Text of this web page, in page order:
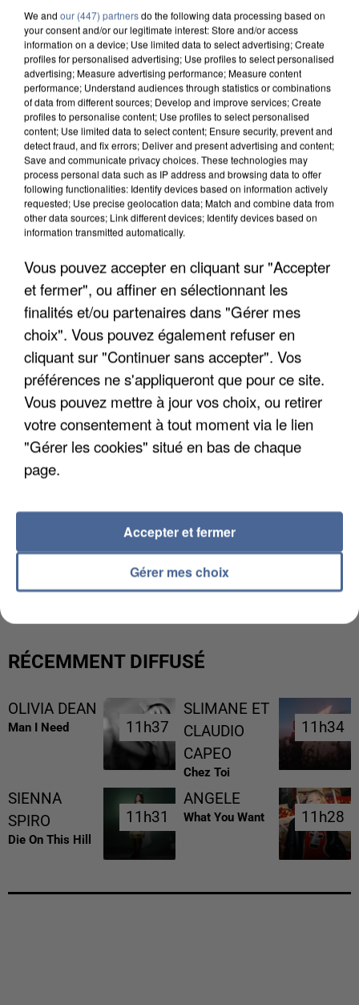
MAFIA INTERPELLÉ EN ALGÉRIE
UN SECOND CADRE DE LA DZ MAFIA
INTERPELLÉ EN ALGÉRIE
RÉCEMMENT DIFFUSÉ
OLIVIA DEAN
Man I Need 11h37
11h37
SLIMANE ET
CLAUDIO
CAPEO
Chez Toi
11h34
11h34
SIENNA
SPIRO
Die On This Hill
11h31
11h31
ANGELE
What You Want 11h28
11h28
We and our (447) partnersdo the following data processing based on
your consent and/or our legitimate interest: Store and/or access
information on a device; Use limited data to select advertising; Create
profiles for personalised advertising; Use profiles to select personalised
advertising; Measure advertising performance; Measure content
performance; Understand audiences through statistics or combinations
of data from different sources; Develop and improve services; Create
profiles to personalise content; Use profiles to select personalised
content; Use limited data to select content; Ensure security, prevent and
detect fraud, and fix errors; Deliver and present advertising and content;
Save and communicate privacy choices. These technologies may
process personal data such as IP address and browsing data to offer
following functionalities: Identify devices based on information actively
requested; Use precise geolocation data; Match and combine data from
other data sources; Link different devices; Identify devices based on
information transmitted automatically.
Vous pouvez accepter en cliquant sur "Accepter
et fermer", ou affiner en sélectionnant les
finalités et/ou partenaires dans "Gérer mes
choix". Vous pouvez également refuser en
cliquant sur "Continuer sans accepter". Vos
préférences ne s'appliqueront que pour ce site.
Vous pouvez mettre à jour vos choix, ou retirer
votre consentement à tout moment via le lien
"Gérer les cookies" situé en bas de chaque
page.
Gérer mes choix
Accepter et fermer